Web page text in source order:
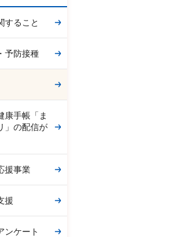
すること
予防接種
康手帳「ま
」の配信が
援事業
援
ンケート